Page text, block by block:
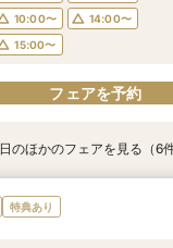
10:00〜
14:00〜
15:00〜
フェアを予約
特典あり
イナビ限定BIG【大阪で人
ェア】豪華3万試食×130万
特典あり
イナビ限定【チャペルに
ルで挙式体験×贅沢貸切邸宅
特典あり
イナビ限定【家族で挙式＆
な67万円プラン紹介フェア
イナビ限定【挙式も披露宴
家族と過ごすペット婚相談会
特典あり
イナビ限定【料理重視派必
牛の絶品コース試食フェア
特典あり
イナビ限定【初めての見学
積り相談×特選和牛試食
のほかのフェアを見る（6件
特典あり